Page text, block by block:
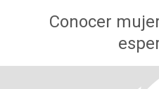
Conocer